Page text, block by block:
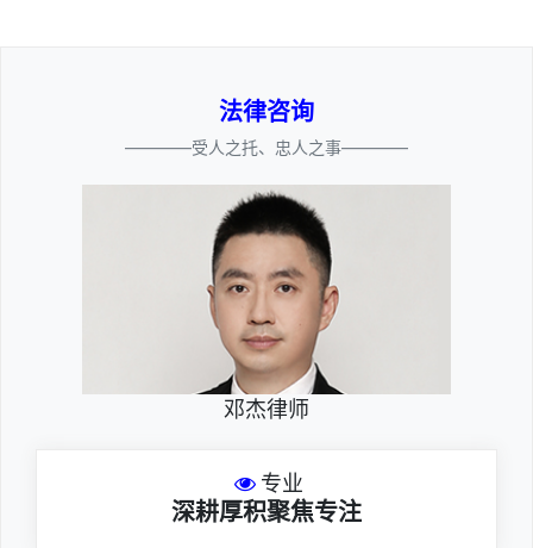
法律咨询
————受人之托、忠人之事————
邓杰律师
专业
深耕厚积聚焦专注